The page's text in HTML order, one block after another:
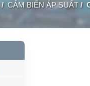
/ CẢM BIẾN ÁP SUẤT /